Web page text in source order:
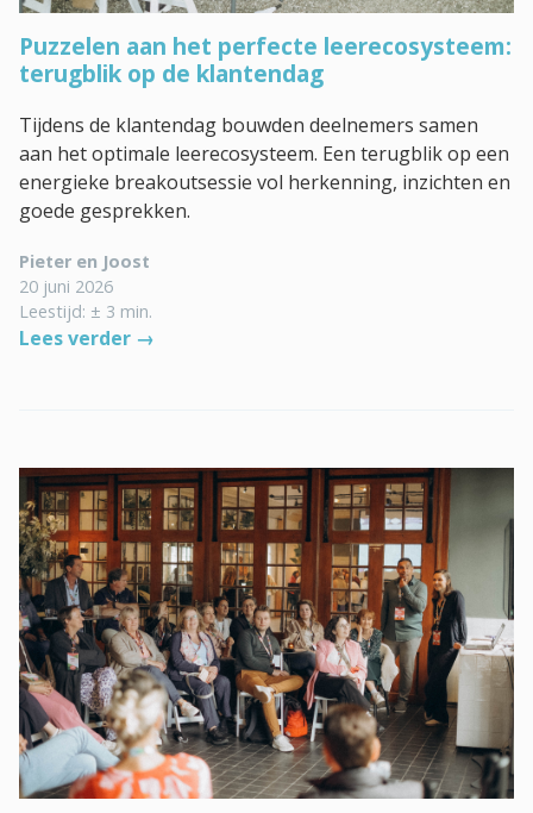
Puzzelen aan het perfecte leerecosysteem:
terugblik op de klantendag
Tijdens de klantendag bouwden deelnemers samen
aan het optimale leerecosysteem. Een terugblik op een
energieke breakoutsessie vol herkenning, inzichten en
goede gesprekken.
Pieter en Joost
20 juni 2026
Leestijd: ± 3 min.
Lees verder →